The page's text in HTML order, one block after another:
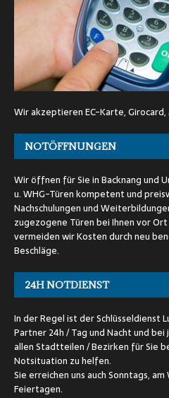
Wir akzeptieren EC-Karte, Girocard,
NOTÖFFNUNGEN
Wir öffnen für Sie in Backnang und
u. WHG-Türen kompetent und
Nachschulungen und
zugezogene Türen bei Ihnen vor
vermeiden wir Kosten durch neu
Beschläge.
24H NOTDIENST
In der Regel ist der Schlüsseldienst
Partner 24h / Tag und Nacht und
allen Stadtteilen / Bezirken für Sie
Notsituation zu helfen.
Sie erreichen uns auch Sonntags,
Feiertagen.